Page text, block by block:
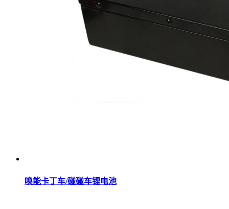
唤能卡丁车/碰碰车锂电池